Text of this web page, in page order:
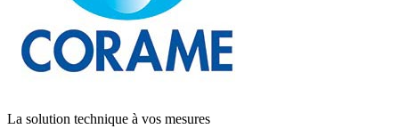
La solution technique à vos mesures